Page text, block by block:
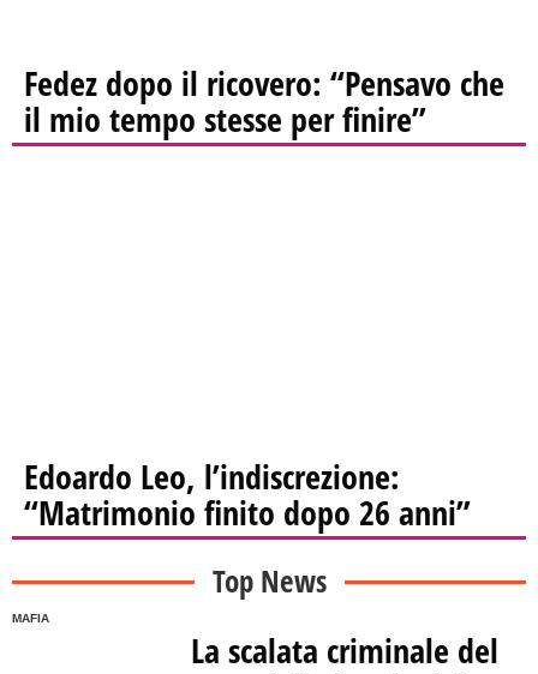
Fedez dopo il ricovero: “Pensavo che
il mio tempo stesse per finire”
Edoardo Leo, l’indiscrezione:
“Matrimonio finito dopo 26 anni”
Top News
MAFIA
La scalata criminale del